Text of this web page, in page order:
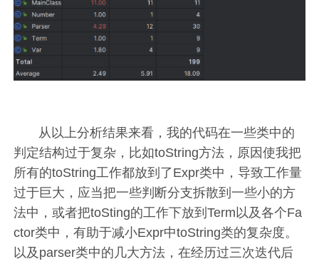
从以上分析结果来看，我的代码在一些类中的
判定结构过于复杂，比如toString方法，原因使我把
所有的toString工作都放到了Expr类中，导致工作量
过于巨大，应当把一些判断分支拆散到一些小的方
法中，或者把toSting的工作下放到Term以及各个Fa
ctor类中，有助于减小Expr中toString类的复杂度。
以及parser类中的几大方法，在经历过三次迭代后